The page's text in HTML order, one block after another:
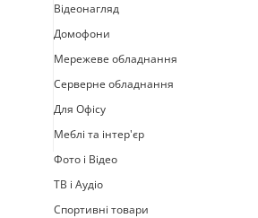
Відеонагляд
Домофони
Мережеве обладнання
Серверне обладнання
Для Офісу
Меблі та інтер'єр
Фото і Відео
ТВ і Аудіо
Спортивні товари